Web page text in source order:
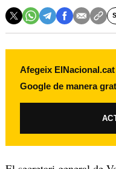
Afegeix
Google de manera